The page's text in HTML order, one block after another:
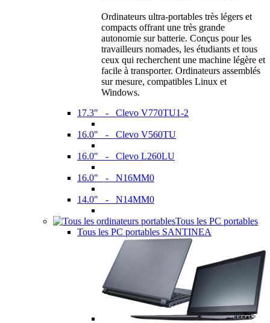
Ordinateurs ultra-portables très légers et
compacts offrant une très grande
autonomie sur batterie. Conçus pour les
travailleurs nomades, les étudiants et tous
ceux qui recherchent une machine légère et
facile à transporter. Ordinateurs assemblés
sur mesure, compatibles Linux et
Windows.
17.3" - Clevo V770TU1-2
16.0" - Clevo V560TU
16.0" - Clevo L260LU
16.0" - N16MM0
14.0" - N14MM0
Tous les PC portables
Tous les PC portables SANTINEA